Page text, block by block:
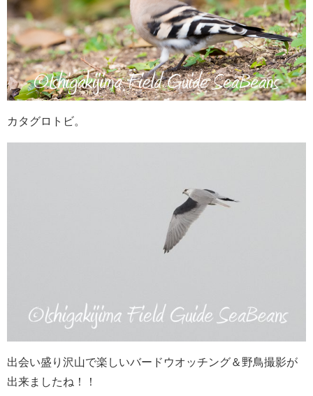
カタグロトビ。
出会い盛り沢山で楽しいバードウオッチング＆野鳥撮影が
出来ましたね！！